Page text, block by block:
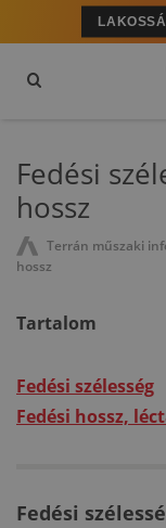
Fedési
hossz
Terrán műszaki
hossz
Tartalom
Fedési szélesség
Fedési hossz,
Fedési